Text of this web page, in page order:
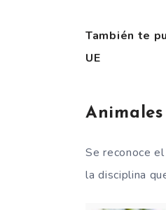
También te
UE
Se reconoce
la disciplina